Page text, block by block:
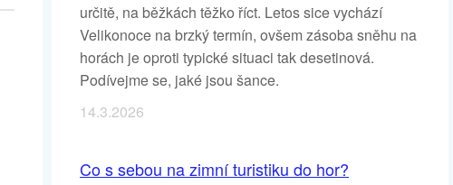
určitě, na běžkách těžko říct. Letos sice vychází
Velikonoce na brzký termín, ovšem zásoba sněhu na
horách je oproti typické situaci tak desetinová.
Podívejme se, jaké jsou šance.
14.3.2026
Co s sebou na zimní turistiku do hor?